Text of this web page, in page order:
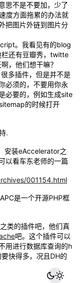
思不是不要加，少了
度方面拖累的办法就
把图片外链到图片分
。我看见有的blog
还有豆瓣秀，twitte
，他们想干嘛？
多插件，但是并不是
必须的，不要用你永
必要的，例如生成site
的时候打开
.
安装eAccelerator之
以看车东老师的一篇
001154.html
是一个开源PHP框
类的插件吧，他们真
吧。这个插件可以
用进行数据库查询的h
快得多，况且DH的